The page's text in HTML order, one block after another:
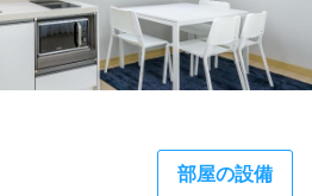
部屋の設備